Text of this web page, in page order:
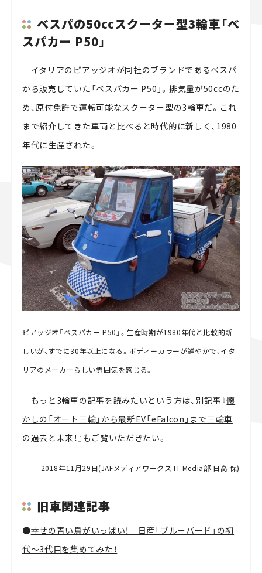
ベスパの50ccスクーター型3輪車「ベ
スパカー P50」
イタリアのピアッジオが同社のブランドであるベスパ
から販売していた「ベスパカー P50」。排気量が50ccのた
め、原付免許で運転可能なスクーター型の3輪車だ。これ
まで紹介してきた車両と比べると時代的に新しく、1980
年代に生産された。
ピアッジオ「ベスパカー P50」。生産時期が1980年代と比較的新
しいが、すでに30年以上になる。ボディーカラーが鮮やかで、イタ
リアのメーカーらしい雰囲気を感じる。
もっと3輪車の記事を読みたいという方は、別記事『懐
かしの「オート三輪」から最新EV「eFalcon」まで三輪車
の過去と未来！ 』もご覧いただきたい。
2018年11月29日(JAFメディアワークス IT Media部 日高 保)
旧車関連記事
●幸せの青い鳥がいっぱい！ 日産「ブルーバード」の初
代～3代目を集めてみた！